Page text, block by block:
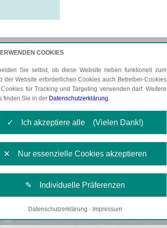
KARRIERE
COOKIES
Sie selbst, ob diese Website neben funktionell zum
der Website erforderlichen Cookies auch Betreiber-Cookies
für Tracking und Targeting verwenden darf. Weitere
finden Sie in der Datenschutzerklärung.
✓ Ich akzeptiere alle (Vielen Dank!)
✕ Nur essenzielle Cookies akzeptieren
✎ Individuelle Präferenzen
Notwendige Cookies
Diese Cookies sind erforderlich, um die grundlegende
Datenschutzerklärung · Impressum